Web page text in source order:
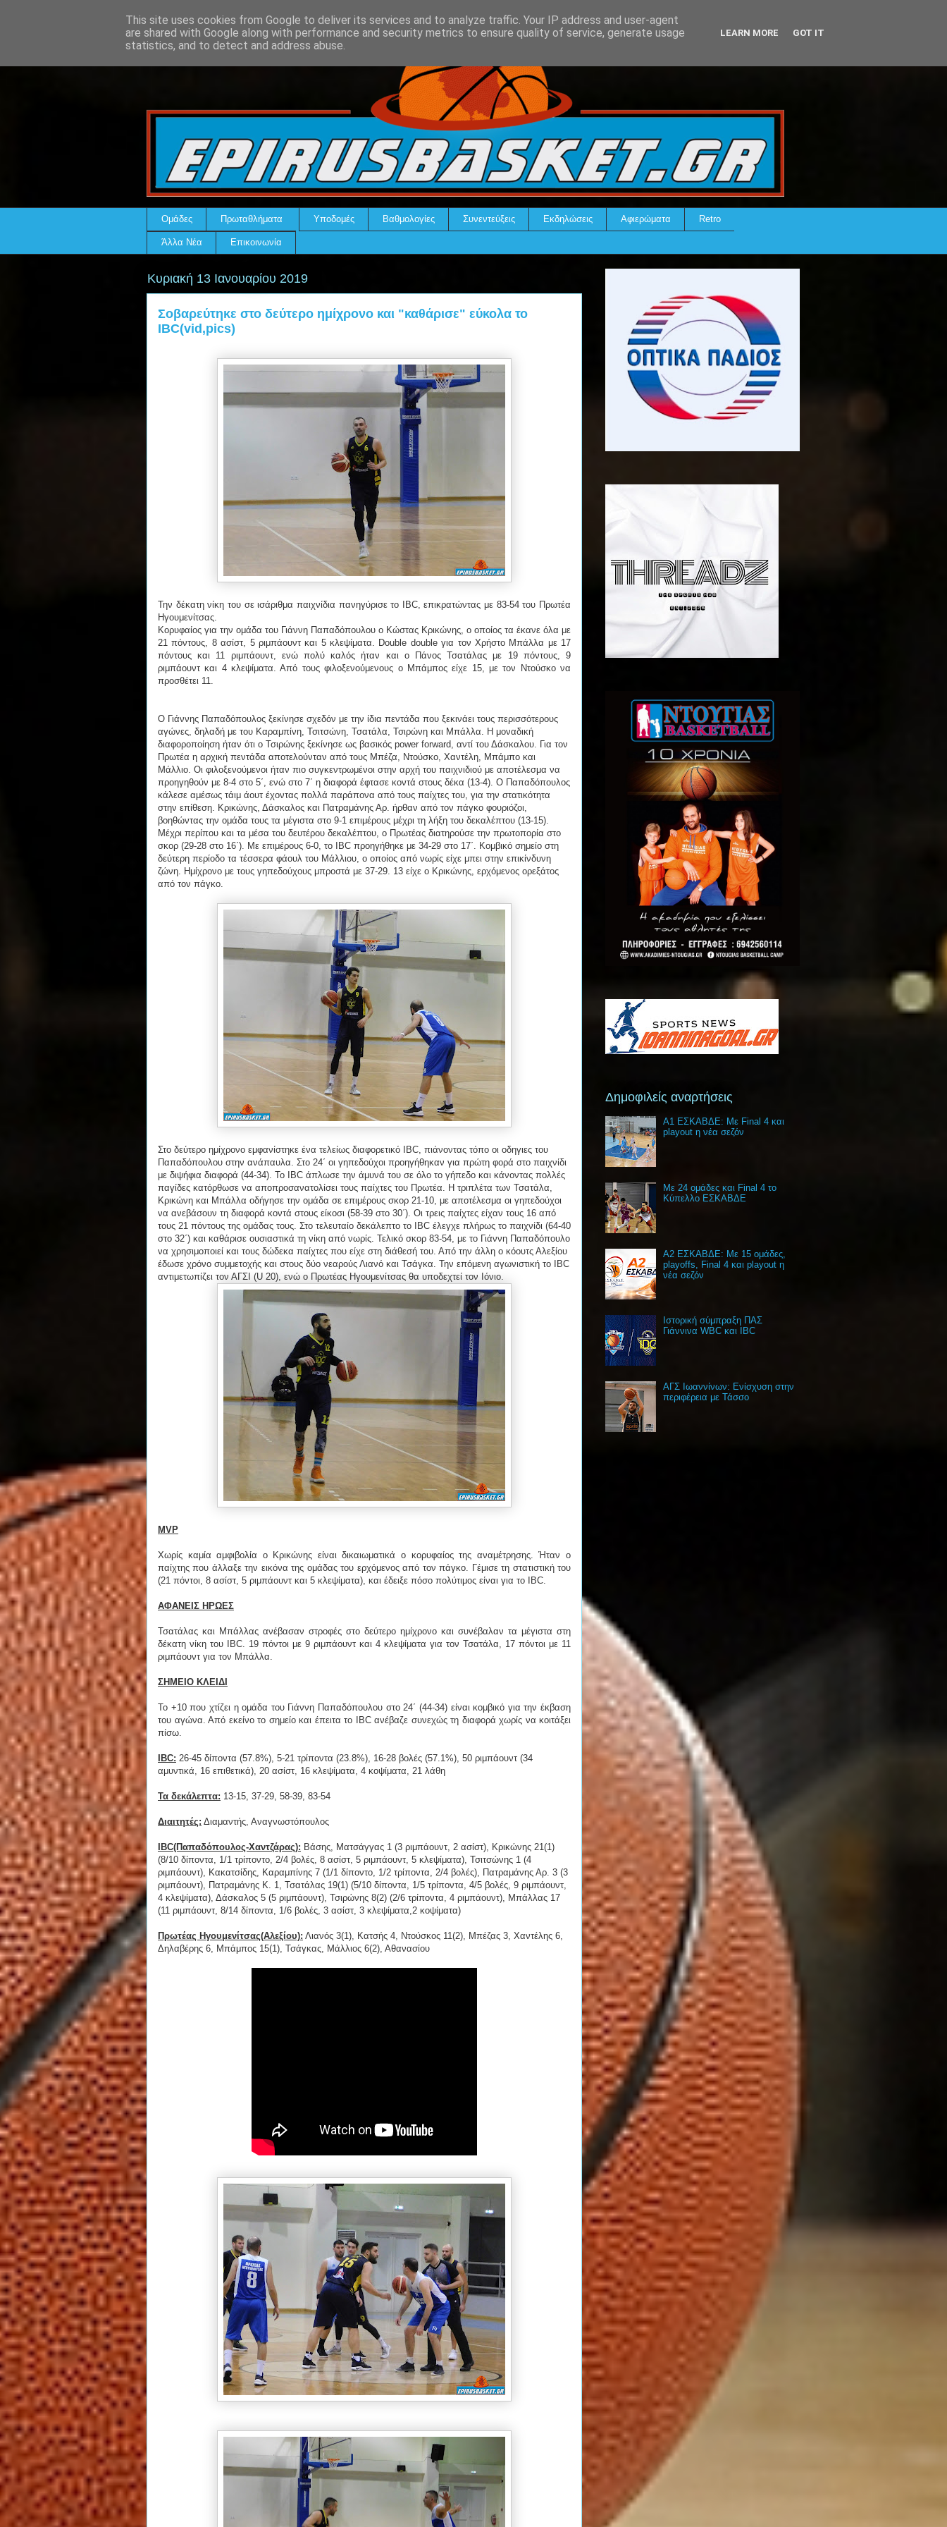
Ομάδες Πρωταθλήματα Υποδομές Βαθμολογίες Συνεντεύξεις Εκδηλώσεις Αφιερώματα Retro
Άλλα Νέα Επικοινωνία
Κυριακή 13 Ιανουαρίου 2019
Σοβαρεύτηκε στο δεύτερο ημίχρονο και "καθάρισε" εύκολα το
IBC(vid,pics)
Την δέκατη νίκη του σε ισάριθμα παιχνίδια πανηγύρισε το IBC, επικρατώντας με 83-54 του Πρωτέα
Ηγουμενίτσας.
Κορυφαίος για την ομάδα του Γιάννη Παπαδόπουλου ο Κώστας Κρικώνης, ο οποίος τα έκανε όλα με
21 πόντους, 8 ασίστ, 5 ριμπάουντ και 5 κλεψίματα. Double double για τον Χρήστο Μπάλλα με 17
πόντους και 11 ριμπάουντ, ενώ πολύ καλός ήταν και ο Πάνος Τσατάλας με 19 πόντους, 9
ριμπάουντ και 4 κλεψίματα. Από τους φιλοξενούμενους ο Μπάμπος είχε 15, με τον Ντούσκο να
προσθέτει 11.
Ο Γιάννης Παπαδόπουλος ξεκίνησε σχεδόν με την ίδια πεντάδα που ξεκινάει τους περισσότερους
αγώνες, δηλαδή με του Καραμπίνη, Τσιτσώνη, Τσατάλα, Τσιρώνη και Μπάλλα. Η μοναδική
διαφοροποίηση ήταν ότι ο Τσιρώνης ξεκίνησε ως βασικός power forward, αντί του Δάσκαλου. Για τον
Πρωτέα η αρχική πεντάδα αποτελούνταν από τους Μπέζα, Ντούσκο, Χαντέλη, Μπάμπο και
Μάλλιο. Οι φιλοξενούμενοι ήταν πιο συγκεντρωμένοι στην αρχή του παιχνιδιού με αποτέλεσμα να
προηγηθούν με 8-4 στο 5΄, ενώ στο 7΄ η διαφορά έφτασε κοντά στους δέκα (13-4). Ο Παπαδόπουλος
κάλεσε αμέσως τάιμ άουτ έχοντας πολλά παράπονα από τους παίχτες του, για την στατικότητα
στην επίθεση. Κρικώνης, Δάσκαλος και Πατραμάνης Αρ. ήρθαν από τον πάγκο φουριόζοι,
βοηθώντας την ομάδα τους τα μέγιστα στο 9-1 επιμέρους μέχρι τη λήξη του δεκαλέπτου (13-15).
Μέχρι περίπου και τα μέσα του δευτέρου δεκαλέπτου, ο Πρωτέας διατηρούσε την πρωτοπορία στο
σκορ (29-28 στο 16΄). Με επιμέρους 6-0, το IBC προηγήθηκε με 34-29 στο 17΄. Κομβικό σημείο στη
δεύτερη περίοδο τα τέσσερα φάουλ του Μάλλιου, ο οποίος από νωρίς είχε μπει στην επικίνδυνη
ζώνη. Ημίχρονο με τους γηπεδούχους μπροστά με 37-29. 13 είχε ο Κρικώνης, ερχόμενος ορεξάτος
από τον πάγκο.
Στο δεύτερο ημίχρονο εμφανίστηκε ένα τελείως διαφορετικό IBC, πιάνοντας τόπο οι οδηγιες του
Παπαδόπουλου στην ανάπαυλα. Στο 24΄ οι γηπεδούχοι προηγήθηκαν για πρώτη φορά στο παιχνίδι
με διψήφια διαφορά (44-34). Το IBC άπλωσε την άμυνά του σε όλο το γήπεδο και κάνοντας πολλές
παγίδες κατόρθωσε να αποπροσανατολίσει τους παίχτες του Πρωτέα. Η τριπλέτα των Τσατάλα,
Κρικώνη και Μπάλλα οδήγησε την ομάδα σε επιμέρους σκορ 21-10, με αποτέλεσμα οι γηπεδούχοι
να ανεβάσουν τη διαφορά κοντά στους είκοσι (58-39 στο 30΄). Οι τρεις παίχτες είχαν τους 16 από
τους 21 πόντους της ομάδας τους. Στο τελευταίο δεκάλεπτο το IBC έλεγχε πλήρως το παιχνίδι (64-40
στο 32΄) και καθάρισε ουσιαστικά τη νίκη από νωρίς. Τελικό σκορ 83-54, με το Γιάννη Παπαδόπουλο
να χρησιμοποιεί και τους δώδεκα παίχτες που είχε στη διάθεσή του. Από την άλλη ο κόουτς Αλεξίου
έδωσε χρόνο συμμετοχής και στους δύο νεαρούς Λιανό και Τσάγκα. Την επόμενη αγωνιστική το IBC
αντιμετωπίζει τον ΑΓΣΙ (U 20), ενώ ο Πρωτέας Ηγουμενίτσας θα υποδεχτεί τον Ιόνιο.
MVP
Χωρίς καμία αμφιβολία ο Κρικώνης είναι δικαιωματικά ο κορυφαίος της αναμέτρησης. Ήταν ο
παίχτης που άλλαξε την εικόνα της ομάδας του ερχόμενος από τον πάγκο. Γέμισε τη στατιστική του
(21 πόντοι, 8 ασίστ, 5 ριμπάουντ και 5 κλεψίματα), και έδειξε πόσο πολύτιμος είναι για το IBC.
ΑΦΑΝΕΙΣ ΗΡΩΕΣ
Τσατάλας και Μπάλλας ανέβασαν στροφές στο δεύτερο ημίχρονο και συνέβαλαν τα μέγιστα στη
δέκατη νίκη του IBC. 19 πόντοι με 9 ριμπάουντ και 4 κλεψίματα για τον Τσατάλα, 17 πόντοι με 11
ριμπάουντ για τον Μπάλλα.
ΣΗΜΕΙΟ ΚΛΕΙΔΙ
Το +10 που χτίζει η ομάδα του Γιάννη Παπαδόπουλου στο 24΄ (44-34) είναι κομβικό για την έκβαση
του αγώνα. Από εκείνο το σημείο και έπειτα το IBC ανέβαζε συνεχώς τη διαφορά χωρίς να κοιτάξει
πίσω.
IBC: 26-45 δίποντα (57.8%), 5-21 τρίποντα (23.8%), 16-28 βολές (57.1%), 50 ριμπάουντ (34
αμυντικά, 16 επιθετικά), 20 ασίστ, 16 κλεψίματα, 4 κοψίματα, 21 λάθη
Τα δεκάλεπτα: 13-15, 37-29, 58-39, 83-54
Διαιτητές: Διαμαντής, Αναγνωστόπουλος
IBC(Παπαδόπουλος-Χαντζάρας): Βάσης, Ματσάγγας 1 (3 ριμπάουντ, 2 ασίστ), Κρικώνης 21(1)
(8/10 δίποντα, 1/1 τρίποντο, 2/4 βολές, 8 ασίστ, 5 ριμπάουντ, 5 κλεψίματα), Τσιτσώνης 1 (4
ριμπάουντ), Κακατσίδης, Καραμπίνης 7 (1/1 δίποντο, 1/2 τρίποντα, 2/4 βολές), Πατραμάνης Αρ. 3 (3
ριμπάουντ), Πατραμάνης Κ. 1, Τσατάλας 19(1) (5/10 δίποντα, 1/5 τρίποντα, 4/5 βολές, 9 ριμπάουντ,
4 κλεψίματα), Δάσκαλος 5 (5 ριμπάουντ), Τσιρώνης 8(2) (2/6 τρίποντα, 4 ριμπάουντ), Μπάλλας 17
(11 ριμπάουντ, 8/14 δίποντα, 1/6 βολές, 3 ασίστ, 3 κλεψίματα,2 κοψίματα)
Πρωτέας Ηγουμενίτσας(Αλεξίου): Λιανός 3(1), Κατσής 4, Ντούσκος 11(2), Μπέζας 3, Χαντέλης 6,
Δηλαβέρης 6, Μπάμπος 15(1), Τσάγκας, Μάλλιος 6(2), Αθανασίου
Δημοφιλείς αναρτήσεις
Α1 ΕΣΚΑΒΔΕ: Με Final 4 και
playout η νέα σεζόν
Με 24 ομάδες και Final 4 το
Κύπελλο ΕΣΚΑΒΔΕ
Α2 ΕΣΚΑΒΔΕ: Με 15 ομάδες,
playoffs, Final 4 και playout η
νέα σεζόν
Ιστορική σύμπραξη ΠΑΣ
Γιάννινα WBC και IBC
ΑΓΣ Ιωαννίνων: Ενίσχυση στην
περιφέρεια με Τάσσο
This site uses cookies from Google to deliver its services and to analyze traffic. Your IP address and user-agent
are shared with Google along with performance and security metrics to ensure quality of service, generate usage
statistics, and to detect and address abuse.
LEARN MORE GOT IT